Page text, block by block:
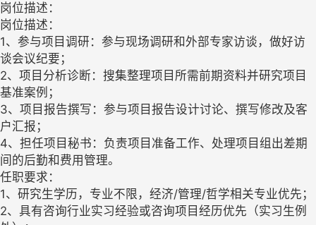
岗位描述：
岗位描述：
1、参与项目调研：参与现场调研和外部专家访谈，做好访
谈会议纪要；
2、项目分析诊断：搜集整理项目所需前期资料并研究项目
基准案例；
3、项目报告撰写：参与项目报告设计讨论、撰写修改及客
户汇报；
4、担任项目秘书：负责项目准备工作、处理项目组出差期
间的后勤和费用管理。
任职要求：
1、研究生学历，专业不限，经济/管理/哲学相关专业优先；
2、具有咨询行业实习经验或咨询项目经历优先（实习生例